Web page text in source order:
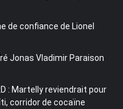
de confiance de Lionel
Jonas Vladimir Paraison
: Martelly reviendrait pour
corridor de cocaïne